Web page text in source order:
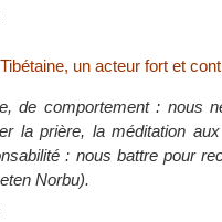
un acteur fort et
de comportement : nous
la prière, la méditation
: nous battre pour
Norbu).